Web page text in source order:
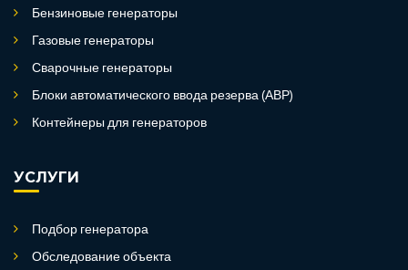
Бензиновые генераторы
Газовые генераторы
Сварочные генераторы
Блоки автоматического ввода резерва (АВР)
Контейнеры для генераторов
УСЛУГИ
Подбор генератора
Обследование объекта